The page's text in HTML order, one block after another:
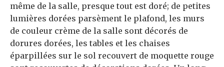
même de la salle, presque tout est doré; de petites
lumières dorées parsèment le plafond, les murs
de couleur crème de la salle sont décorés de
dorures dorées, les tables et les chaises
éparpillées sur le sol recouvert de moquette rouge